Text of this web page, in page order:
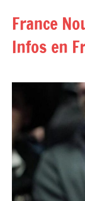
contenu
France
Infos en